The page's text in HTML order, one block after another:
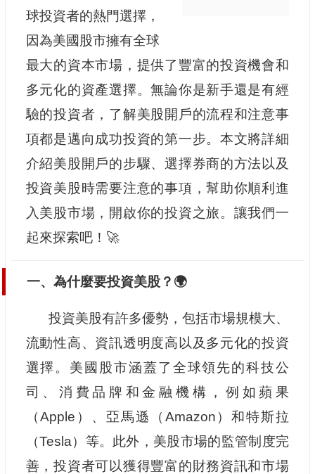
球投資者的熱門選擇，
因為美國股市擁有全球
最大的資本市場，提供了豐富的投資機會和
多元化的資產選擇。無論你是新手還是有經
驗的投資者，了解美股開戶的流程和注意事
項都是邁向成功投資的第一步。本文將詳細
介紹美股開戶的步驟、選擇券商的方法以及
投資美股時需要注意的事項，幫助你順利進
入美股市場，開啟你的投資之旅。讓我們一
起來探索吧！🚀
一、為什麼要投資美股？🌍
投資美股有許多優勢，包括市場規模大、
流動性高、資訊透明度高以及多元化的投資
選擇。美國股市涵蓋了全球領先的科技公
司、消費品牌和金融機構，例如蘋果
（Apple）、亞馬遜（Amazon）和特斯拉
（Tesla）等。此外，美股市場的監管制度完
善，投資者可以獲得豐富的財務資訊和市場